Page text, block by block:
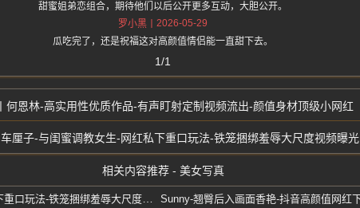
甜蜜姐弟恋组合，期待他们以后公开更多互动，大胆公开。
罗小黑
2026-05-29
瓜吃完了，还是祝福这对高颜值情侣能一直甜下去。
1/1
何恩林-高实用性优质作品-有声盯射定制视频流出-颜值身材顶级小网红
车厘子-与闺蜜调教女生-网红私下重口玩法-铁笼捆绑羞辱大尺度视频曝光
相关内容推荐 - 美女写真
车厘子-与闺蜜调教女生-网红私下重口玩法-铁笼捆绑羞辱大尺度视频曝光